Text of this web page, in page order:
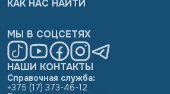
НАШИ КОНТАКТЫ
Справочная служба:
+375 (17) 373-46-12
КАК НАС НАЙТИ
МЫ В СОЦСЕТЯХ